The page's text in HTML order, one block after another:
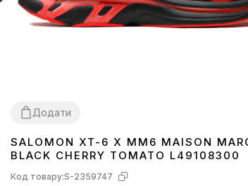
Додати
41424344 45
SALOMON XT-6 X MM6 MAISON
BLACK CHERRY TOMATO L49108300
Код товару:S-2359747